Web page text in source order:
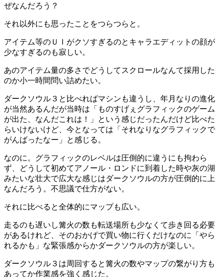
ぜなんだろう？
それ以外にも思ったことをつらつらと。
アイテム等のＵＩがクソすぎるのとキャラエディットの顔が
少なすぎるのも寂しい。
あのアイテム量の多さでどうしてスクロールなんて採用した
のか小一時間問い詰めたい。
ダークソウル３と比べればマシンも違うし、年月なりの進化
が当然あるんだが当時は「ものすげぇグラフィックのゲーム
が出た、なんだこれは！」という感じだったんだけど比べた
らいけないけど、今となっては「それなりなグラフィックで
がんばったなー」と感じる。
なのに。グラフィックのレベルは圧倒的に違うにも拘わら
ず、どうして初めてアノール・ロンドに到着した時や灰の湖
みたいな壮大で広大な感じはダークソウルの方が圧倒的に上
なんだろう。不思議で仕方がない。
それに比べると全体的にマップも広い。
走るのも遅いし篝火の数も転送場所も少なくて歩き回る必要
があるけれど、そのおかげで買い物に行くだけなのに「やら
れるかも」な緊張感からかダークソウルの方が楽しい。
ダークソウル３は周回すると篝火の数やマップの繋がり方も
あってか作業感を強く感じた。